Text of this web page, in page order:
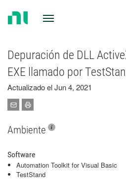
Depuración de DLL
EXE llamado por
Actualizado el Jun 4, 2021
Ambiente
Software
Automation Toolkit for Visual Basic
TestStand